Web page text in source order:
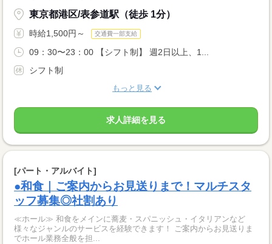
東京都港区/表参道駅（徒歩 1分）
時給1,500円～ 交通費一部支給
09：30〜23：00 【シフト制】 週2日以上、1...
シフト制
もっと見る
求人詳細を見る
[パート・アルバイト]
●和食｜ご案内からお見送りまで！マルチスタ
ッフ募集◎社割あり
≪ホール≫ 和食をメインに蕎麦・スパニッシュ・イタリアンなど
様々なジャンルのサービスを経験できます！ ご案内からお見送りま
でホール業務全般を担...